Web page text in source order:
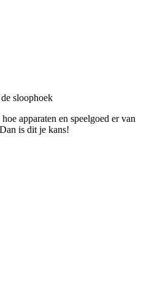
sloophoek
apparaten en speelgoed er van
is dit je kans!